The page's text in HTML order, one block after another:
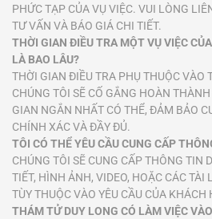
PHỨC TẠP CỦA VỤ VIỆC. VUI LÒNG
TƯ VẤN VÀ BÁO GIÁ CHI TIẾT.
THỜI GIAN ĐIỀU TRA MỘT VỤ VIỆC
LÀ BAO LÂU?
THỜI GIAN ĐIỀU TRA PHỤ THUỘC VÀO
CHÚNG TÔI SẼ CỐ GẮNG HOÀN
GIAN NGẮN NHẤT CÓ THỂ, ĐẢM BẢO
CHÍNH XÁC VÀ ĐẦY ĐỦ.
TÔI CÓ THỂ YÊU CẦU CUNG CẤP
CHÚNG TÔI SẼ CUNG CẤP THÔNG TIN
TIẾT, HÌNH ẢNH, VIDEO, HOẶC CÁC TÀI
TÙY THUỘC VÀO YÊU CẦU CỦA KHÁCH
THÁM TỬ DUY LONG CÓ LÀM VIỆC